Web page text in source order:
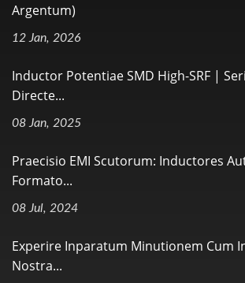
Argentum)
12 Jan, 2026
Inductor Potentiae SMD High-SRF |
Directe...
08 Jan, 2025
Praecisio EMI Scutorum: Inductores
Formato...
08 Jul, 2024
Experire Inparatum Minutionem Cum
Nostra...